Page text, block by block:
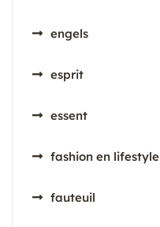
engels
esprit
essent
fashion en lifestyle
fauteuil